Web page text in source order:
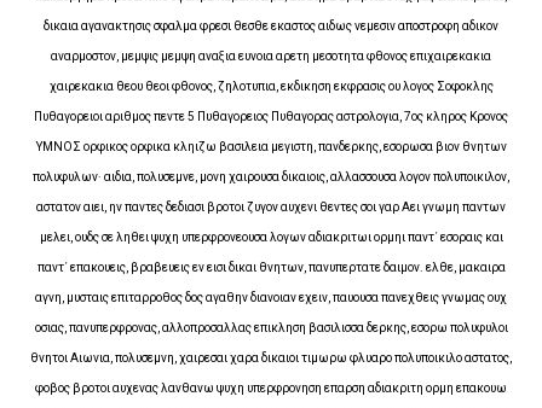
δικαια αγανακτησις σφαλμα φρεσι θεσθε εκαστος αιδως νεμεσιν αποστροφη αδικον
αναρμοστον, μεμψις μεμψη αναξια ευνοια αρετη μεσοτητα φθονος επιχαιρεκακια
χαιρεκακια θεου θεοι φθονος, ζηλοτυπια, εκδικηση εκφρασις ου λογος Σοφοκλης
Πυθαγορειοι αριθμος πεντε 5 Πυθαγορειος Πυθαγορας αστρολογια, 7ος κληρος Κρονος
ΥΜΝΟΣ ορφικος ορφικα κληιζω βασιλεια μεγιστη, πανδερκης, εσορωσα βιον θνητων
πολυφυλων· αιδια, πολυσεμνε, μονη χαιρουσα δικαιοις, αλλασσουσα λογον πολυποικιλον,
αστατον αιει, ην παντες δεδιασι βροτοι ζυγον αυχενι θεντες σοι γαρ Αει γνωμη παντων
μελει, ουδς σε ληθει ψυχη υπερφρονεουσα λογων αδιακριτωι ορμηι παντ᾽ εσοραις και
παντ᾽ επακουεις, βραβευεις εν εισι δικαι θνητων, πανυπερτατε δαιμον. ελθε, μακαιρα
αγνη, μυσταις επιταρροθος δος αγαθην διανοιαν εχειν, παυουσα πανεχθεις γνωμας ουχ
οσιας, πανυπερφρονας, αλλοπροσαλλας επικληση βασιλισσα δερκης, εσορω πολυφυλοι
θνητοι Αιωνια, πολυσεμνη, χαιρεσαι χαρα δικαιοι τιμωρω φλυαρο πολυποικιλο αστατος,
φοβος βροτοι αυχενας λανθανω ψυχη υπερφρονηση επαρση αδιακριτη ορμη επακουω